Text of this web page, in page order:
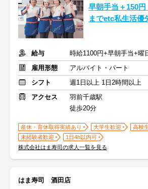
早朝手当＋150
までetc私生活優
給与
時給1100円+早朝手当+曜
雇用形態
アルバイト・パート
シフト
週1日以上 1日2時間以上
アクセス
羽前千歳駅
徒歩20分
産休・育休取得実績あり 大学生歓迎
高校
未経験者歓迎
1日4h以内可
株式会社はま寿司の求人一覧を見る
はま寿司 酒田店